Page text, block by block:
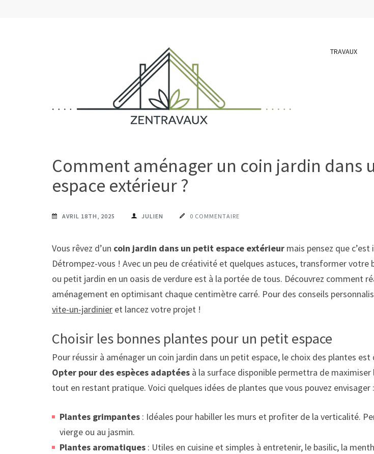
TRAVAUX
Comment aménager un coin jardin dans
espace extérieur ?
AVRIL 18TH, 2025 JULIEN 0 COMMENTAIRE
Vous rêvez d’un coin jardin dans un petit espace extérieur mais pensez que c’est
Détrompez-vous ! Avec un peu de créativité et quelques astuces, transformer votre
ou petit jardin en un oasis de verdure est à la portée de tous. Découvrez comment
aménagement en optimisant chaque centimètre carré. Pour des conseils
vite-un-jardinier et lancez votre projet !
Choisir les bonnes plantes pour un petit espace
Pour réussir à aménager un coin jardin dans un petit espace, le choix des plantes
Opter pour des espèces adaptées à la surface disponible permettra de maximiser
tout en restant pratique. Voici quelques idées de plantes que vous pouvez envisager :
Plantes grimpantes : Idéales pour habiller les murs et profiter de la verticalité.
vierge ou au jasmin.
Plantes aromatiques : Utiles en cuisine et simples à entretenir, le basilic, la